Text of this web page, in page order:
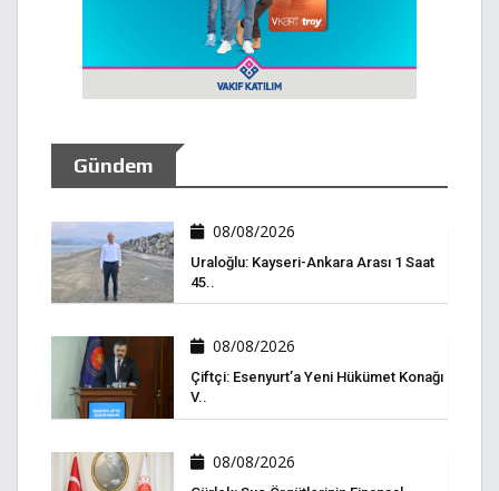
Gündem
08/08/2026
Uraloğlu: Kayseri-Ankara Arası 1 Saat
45..
08/08/2026
Çiftçi: Esenyurt’a Yeni Hükümet Konağı
V..
08/08/2026